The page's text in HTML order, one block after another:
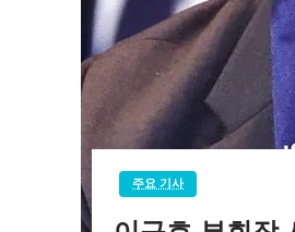
주요 기사